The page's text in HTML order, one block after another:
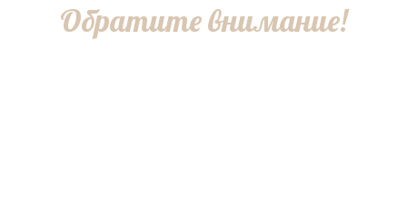
Обратите внимание!